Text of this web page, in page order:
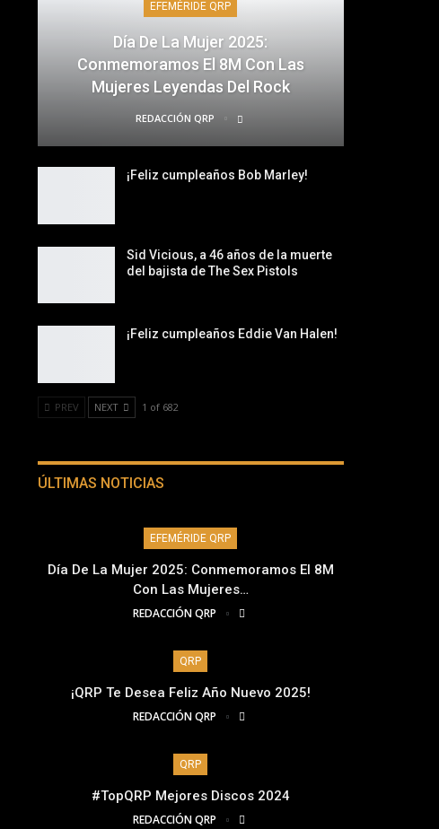
EFEMÉRIDE QRP
Día De La Mujer 2025:
Conmemoramos El 8M Con Las
Mujeres Leyendas Del Rock
REDACCIÓN QRP
¡Feliz cumpleaños Bob Marley!
Sid Vicious, a 46 años de la muerte
del bajista de The Sex Pistols
¡Feliz cumpleaños Eddie Van Halen!
PREV NEXT 1 of 682
ÚLTIMAS NOTICIAS
EFEMÉRIDE QRP
Día De La Mujer 2025: Conmemoramos El 8M
Con Las Mujeres…
REDACCIÓN QRP
QRP
¡QRP Te Desea Feliz Año Nuevo 2025!
REDACCIÓN QRP
QRP
#TopQRP Mejores Discos 2024
REDACCIÓN QRP